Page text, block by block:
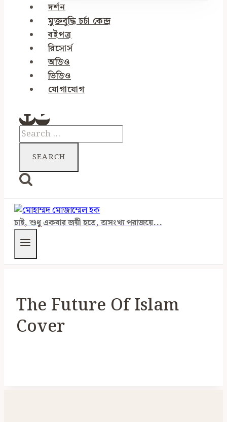
দর্শন
মুক্তবুদ্ধি চর্চা কেন্দ্র
বইপত্র
রিসোর্স
অডিও
ভিডিও
যোগাযোগ
Search
for:
চাই, শুধু একবার জয়ী হতে, অসংখ্য পরাজয়ে...
The Future Of Islam
Cover